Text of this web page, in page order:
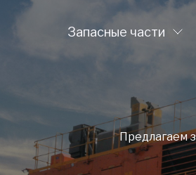
Запасные части
Предлагаем